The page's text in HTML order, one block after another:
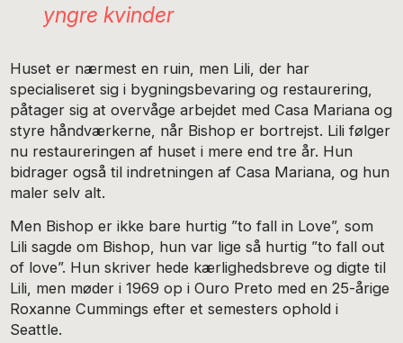
yngre kvinder
Huset er nærmest en ruin, men Lili, der har
specialiseret sig i bygningsbevaring og restaurering,
påtager sig at overvåge arbejdet med Casa Mariana og
styre håndværkerne, når Bishop er bortrejst. Lili følger
nu restaureringen af huset i mere end tre år. Hun
bidrager også til indretningen af Casa Mariana, og hun
maler selv alt.
Men Bishop er ikke bare hurtig ”to fall in Love”, som
Lili sagde om Bishop, hun var lige så hurtig ”to fall out
of love”. Hun skriver hede kærlighedsbreve og digte til
Lili, men møder i 1969 op i Ouro Preto med en 25-årige
Roxanne Cummings efter et semesters ophold i
Seattle.